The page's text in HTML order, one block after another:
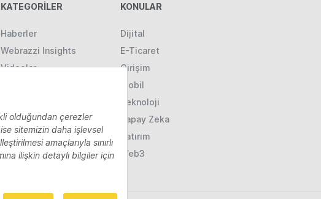
KATEGORILER
Haberler
Webrazzi Insights
Videolar
KONULAR
Dijital
E-Ticaret
Girişim
Mobil
Teknoloji
Yapay Zeka
Yatırım
Web3